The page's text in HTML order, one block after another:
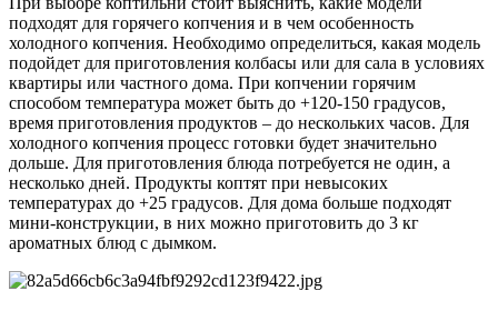
подходят для горячего копчения и в чем особенность
холодного копчения. Необходимо определиться, какая модель
подойдет для приготовления колбасы или для сала в условиях
квартиры или частного дома. При копчении горячим
способом температура может быть до +120-150 градусов,
время приготовления продуктов – до нескольких часов. Для
холодного копчения процесс готовки будет значительно
дольше. Для приготовления блюда потребуется не один, а
несколько дней. Продукты коптят при невысоких
температурах до +25 градусов. Для дома больше подходят
мини-конструкции, в них можно приготовить до 3 кг
ароматных блюд с дымком.